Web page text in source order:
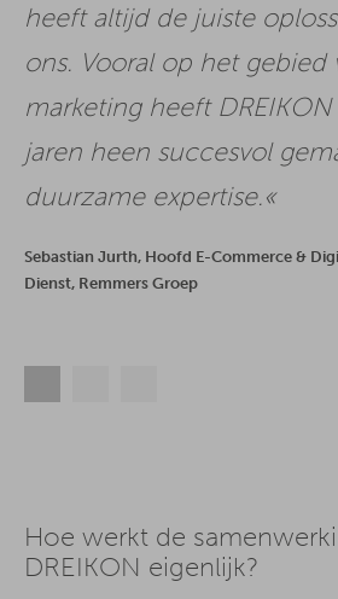
heeft altijd de juiste
ons. Vooral op het gebied
marketing heeft
jaren heen succesvol
duurzame expertise.
Sebastian Jurth, Hoofd E-Commerce &
Dienst, Remmers Groep
Hoe werkt de
DREIKON eigenlijk?